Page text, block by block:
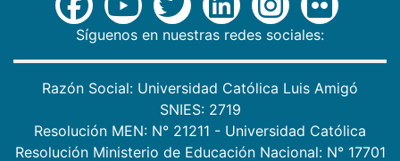
Síguenos en nuestras redes sociales:
Razón Social: Universidad Católica Luis Amigó
SNIES: 2719
Resolución MEN: N° 21211 - Universidad Católica
Resolución Ministerio de Educación Nacional: N° 17701